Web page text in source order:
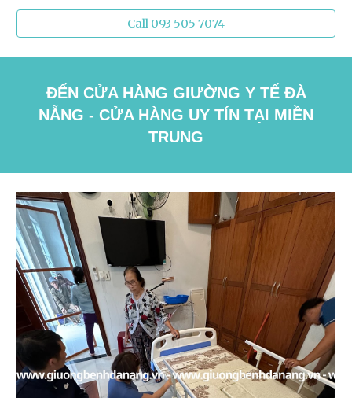
Call 093 505 7074
ĐẾN CỬA HÀNG GIƯỜNG Y TẾ ĐÀ
NẴNG - CỬA HÀNG UY TÍN TẠI MIỀN
TRUNG